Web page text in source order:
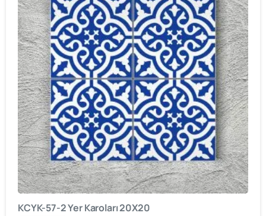
KCYK-57-2 Yer Karoları 20X20